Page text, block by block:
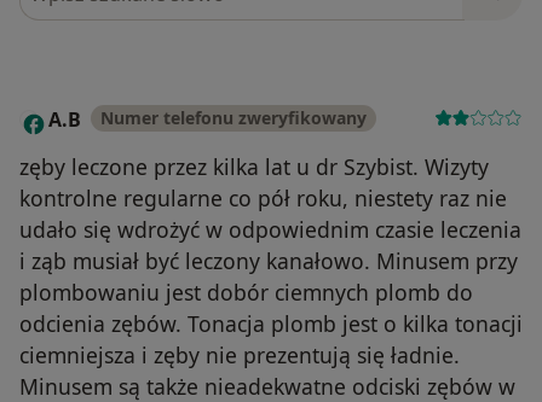
A A.B Numer telefonu zweryfikowany
zęby leczone przez kilka lat u dr Szybist. Wizyty
kontrolne regularne co pół roku, niestety raz nie
udało się wdrożyć w odpowiednim czasie leczenia
i ząb musiał być leczony kanałowo. Minusem przy
plombowaniu jest dobór ciemnych plomb do
odcienia zębów. Tonacja plomb jest o kilka tonacji
ciemniejsza i zęby nie prezentują się ładnie.
Minusem są także nieadekwatne odciski zębów w